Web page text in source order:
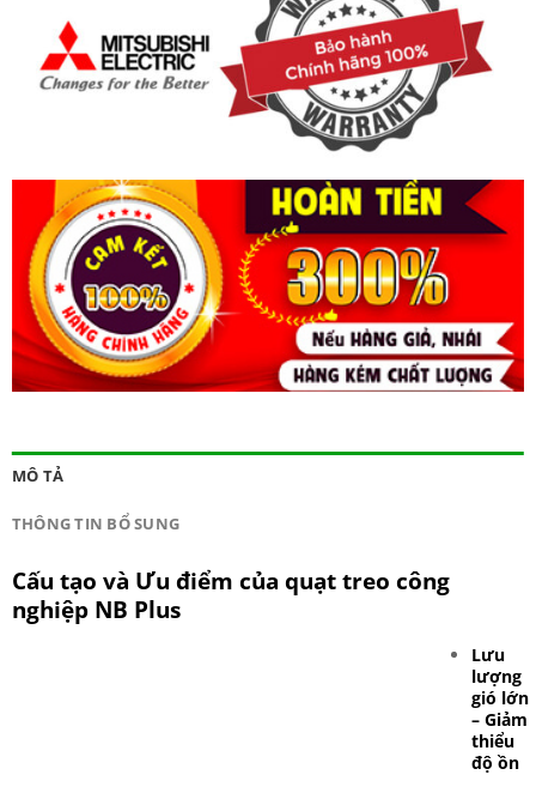
MÔ TẢ
THÔNG TIN BỔ SUNG
Cấu tạo và Ưu điểm của quạt treo công
nghiệp NB Plus
Lưu
lượng
gió lớn
– Giảm
thiểu
độ ồn